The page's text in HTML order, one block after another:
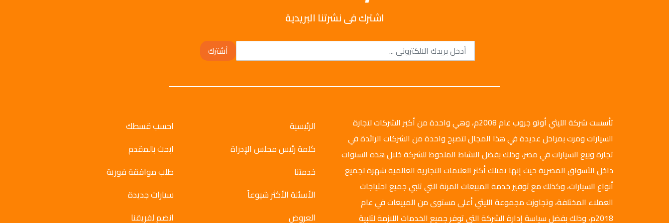
اشترك فى نشرتنا البريدية
أشترك
تأسست شركة الليثي أوتو جروب عام 2008م، وهي واحدة من أكبر الشركات لتجارة
السيارات ومرت بمراحل عديدة في هذا المجال لتصبح واحدة من الشركات الرائدة في
تجارة وبيع السيارات في مصر، وذلك بفضل النشاط الملحوظ للشركة خلال هذه السنوات
داخل الأسواق المصرية حيث إنها تمتلك أكثر العلامات التجارية العالمية شهرة لجميع
أنواع السيارات، وكذلك مع توفير خدمة المبيعات المرنة التي تلبي جميع احتياجات
العملاء المختلفة، وتجاوزت مجموعة الليثي أعلى مستوى من المبيعات في عام
2018م، وذلك بفضل سياسة إدارة الشركة التي توفر جميع الخدمات اللازمة لتلبية
الرئيسية
كلمة رئيس مجلس الإدراة
خدمتنا
الأسئلة الأكثر شيوعاً
العروض
احسب قسطك
ابحث بالمقدم
طلب موافقة فورية
سيارات جديدة
انضم لفريقنا